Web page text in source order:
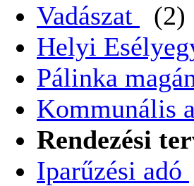
Vadászat
(2)
Helyi
Pálinka
Kommunális
Rendezési
Iparűzési adó